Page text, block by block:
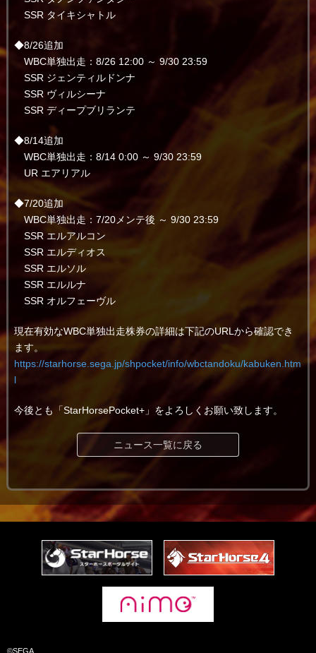
SSR タイキシャトル
◆8/26追加
WBC単独出走：8/26 12:00 ～ 9/30 23:59
SSR ジェンティルドンナ
SSR ヴィルシーナ
SSR ディープブリランテ
◆8/14追加
WBC単独出走：8/14 0:00 ～ 9/30 23:59
UR エアリアル
◆7/20追加
WBC単独出走：7/20メンテ後 ～ 9/30 23:59
SSR エルアルコン
SSR エルディオス
SSR エルソル
SSR エルルナ
SSR オルフェーヴル
現在有効なWBC単独出走株券の詳細は下記のURLから確認でき
ます。
https://starhorse.sega.jp/shpocket/info/wbctandoku/kabuken.htm
l
今後とも「StarHorsePocket+」をよろしくお願い致します。
ニュース一覧に戻る
©SEGA